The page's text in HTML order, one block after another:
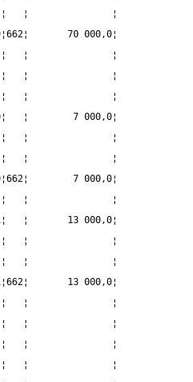
¦   ¦               ¦
70 000,0¦
¦   ¦               ¦
¦   ¦               ¦
¦   ¦               ¦
¦        7 000,0¦
¦   ¦               ¦
¦   ¦               ¦
7 000,0¦
¦   ¦               ¦
¦       13 000,0¦
¦   ¦               ¦
¦   ¦               ¦
13 000,0¦
¦   ¦               ¦
¦   ¦               ¦
¦   ¦               ¦
¦   ¦               ¦